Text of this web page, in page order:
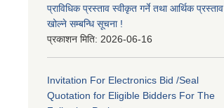
प्राविधिक प्रस्ताव स्वीकृत गर्ने तथा आर्थिक प्रस्ताव
खोल्ने सम्बन्धि सूचना !
प्रकाशन मिति: 2026-06-16
Invitation For Electronics Bid /Seal
Quotation for Eligible Bidders For The